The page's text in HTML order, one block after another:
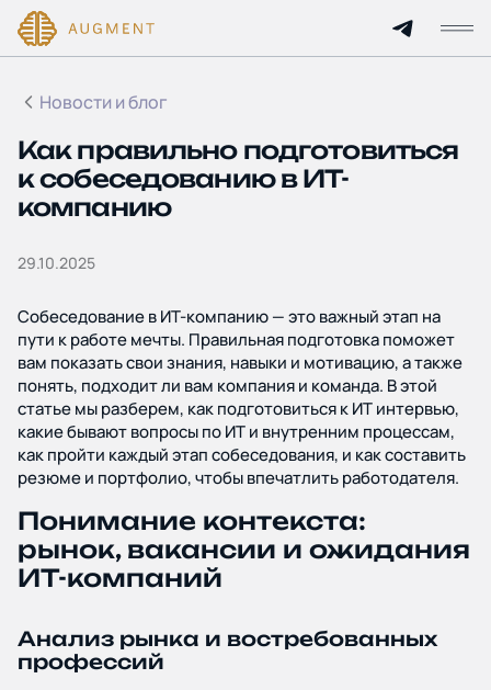
Главная
О компании
Партнерам
Услуги
Отрасли
Блог и новости
Дополнительные услуги
Политика
конфиденциальности
Новости и блог
Как правильно подготовиться
к собеседованию в ИТ-
компанию
29.10.2025
Собеседование в ИТ-компанию — это важный этап на
пути к работе мечты. Правильная подготовка поможет
вам показать свои знания, навыки и мотивацию, а также
понять, подходит ли вам компания и команда. В этой
статье мы разберем, как подготовиться к ИТ интервью,
какие бывают вопросы по ИТ и внутренним процессам,
как пройти каждый этап собеседования, и как составить
резюме и портфолио, чтобы впечатлить работодателя.
Понимание контекста:
рынок, вакансии и ожидания
ИТ-компаний
Анализ рынка и востребованных
профессий